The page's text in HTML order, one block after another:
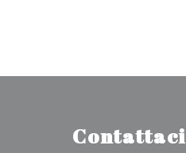
Contattaci